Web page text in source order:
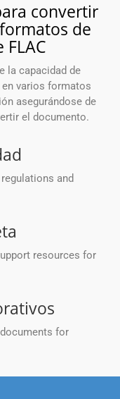
convertir
de
la capacidad de
varios formatos
asegurándose de
el documento.
and
resources for
for